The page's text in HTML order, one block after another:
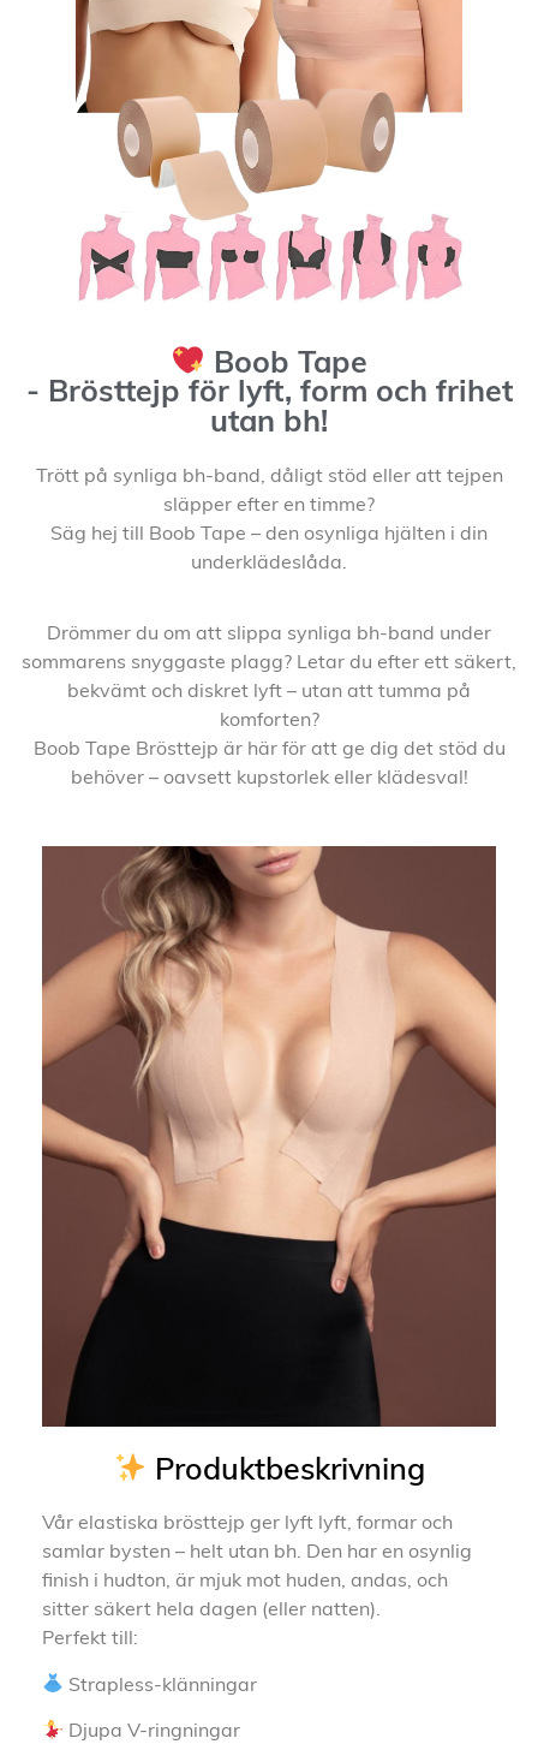
Boob Tape
- Brösttejp för lyft, form och frihet
utan bh!
Trött på synliga bh-band, dåligt stöd eller att tejpen
släpper efter en timme?
Säg hej till Boob Tape – den osynliga hjälten i din
underklädeslåda.
Drömmer du om att slippa synliga bh-band under
sommarens snyggaste plagg? Letar du efter ett säkert,
bekvämt och diskret lyft – utan att tumma på
komforten?
Boob Tape Brösttejp är här för att ge dig det stöd du
behöver – oavsett kupstorlek eller klädesval!
Produktbeskrivning
Vår elastiska brösttejp ger lyft lyft, formar och
samlar bysten – helt utan bh. Den har en osynlig
finish i hudton, är mjuk mot huden, andas, och
sitter säkert hela dagen (eller natten).
Perfekt till:
Strapless-klänningar
Djupa V-ringningar